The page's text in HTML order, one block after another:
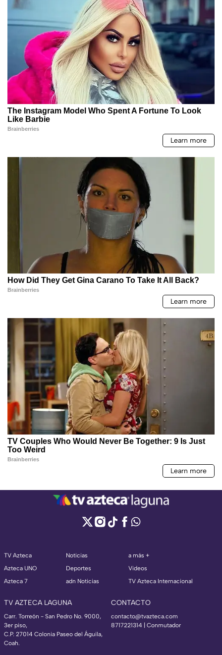
TV Azteca
Azteca UNO
Azteca 7
Noticias
Deportes
adn Noticias
a más +
Videos
TV Azteca Internacional
TV AZTECA LAGUNA
Carr. Torreón - San Pedro No. 9000,
3er piso,
C.P. 27014 Colonia Paseo del Águila,
Coah.
CONTACTO
contacto@tvazteca.com
8717221314 | Conmutador